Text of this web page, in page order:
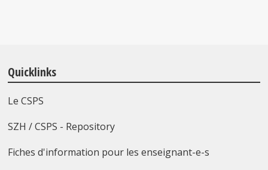
Quicklinks
Le CSPS
SZH / CSPS - Repository
Fiches d'information pour les enseignant-e-s